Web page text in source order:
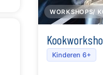
WORKSHOPS/
Kinderen 6+